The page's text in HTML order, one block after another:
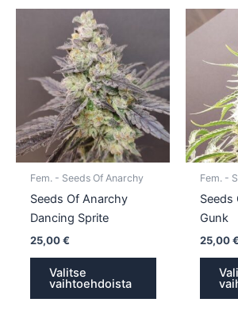
Fem. - Seeds Of Anarchy
Seeds Of Anarchy
Dancing Sprite
25,00€
Valitse
vaihtoehdoista
tuotteella
useampi
muunnelma.
Voit
tehdä
valinnat
Fem. -
Seeds
Gunk
25,00€